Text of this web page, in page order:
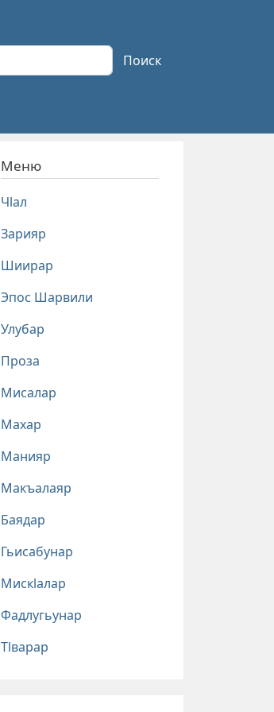
Поиск
Меню
Чlал
Зарияр
Шиирар
Эпос Шарвили
Улубар
Проза
Мисалар
Махар
Манияр
Макъалаяр
Баядар
Гьисабунар
Мискlалар
Фадлугьунар
Тlварар